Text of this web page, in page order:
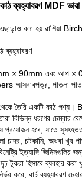
ব্যহ্যাবরণ MDF ভারা
বলা হয় রাশিয়া
ব্যহ্যাবরণ
× 90mm এবং আপ ×
আসবাবপত্র, পাতলা
তৈরি একটি কাঠ পণ্য।
বিভিন্ন ধরণের চেম্বার
হবে, যাতে
চাদর, চটকানি, অথবা খুব
ইত্যাদি জিনিসগুলির
টুকরা হিসাবে ব্যবহার
করে, বার্চ ব্যহ্যাবরণ